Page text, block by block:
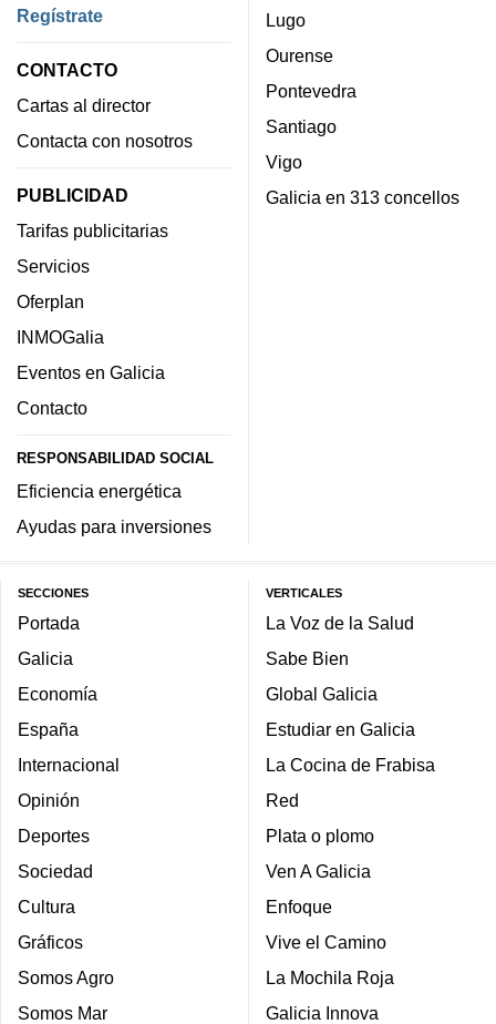
Regístrate
CONTACTO
Cartas al director
Contacta con nosotros
PUBLICIDAD
Tarifas publicitarias
Servicios
Oferplan
INMOGalia
Eventos en Galicia
Contacto
RESPONSABILIDAD SOCIAL
Eficiencia energética
Ayudas para inversiones
Lugo
Ourense
Pontevedra
Santiago
Vigo
Galicia en 313 concellos
SECCIONES
Portada
Galicia
Economía
España
Internacional
Opinión
Deportes
Sociedad
Cultura
Gráficos
Somos Agro
Somos Mar
VERTICALES
La Voz de la Salud
Sabe Bien
Global Galicia
Estudiar en Galicia
La Cocina de Frabisa
Red
Plata o plomo
Ven A Galicia
Enfoque
Vive el Camino
La Mochila Roja
Galicia Innova